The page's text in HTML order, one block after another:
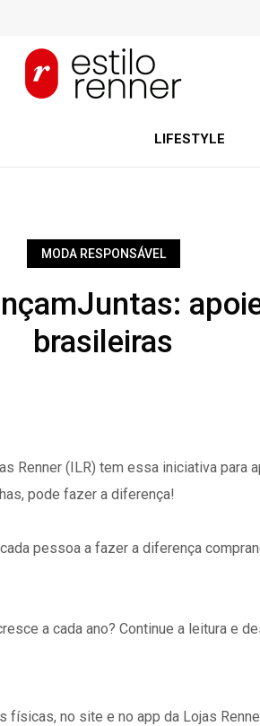
LIFESTYLE
MODA RESPONSÁVEL
brasileiras
Renner (ILR) tem essa iniciativa para
pode fazer a diferença!
pessoa a fazer a diferença
a cada ano? Continue a leitura e
físicas, no site e no app da Lojas